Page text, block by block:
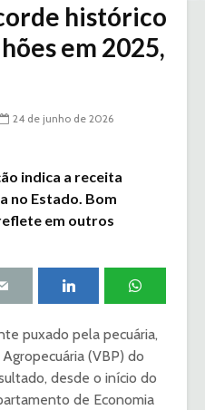
histórico
em 2025,
24 de junho de 2026
indica a receita
no Estado. Bom
em outros
puxado pela pecuária,
(VBP) do
desde o início do
de Economia